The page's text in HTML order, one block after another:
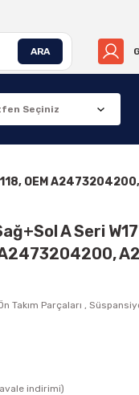
ARA
OEM
A Seri
A2473204200,
Takım Parçaları ,
indirimi)